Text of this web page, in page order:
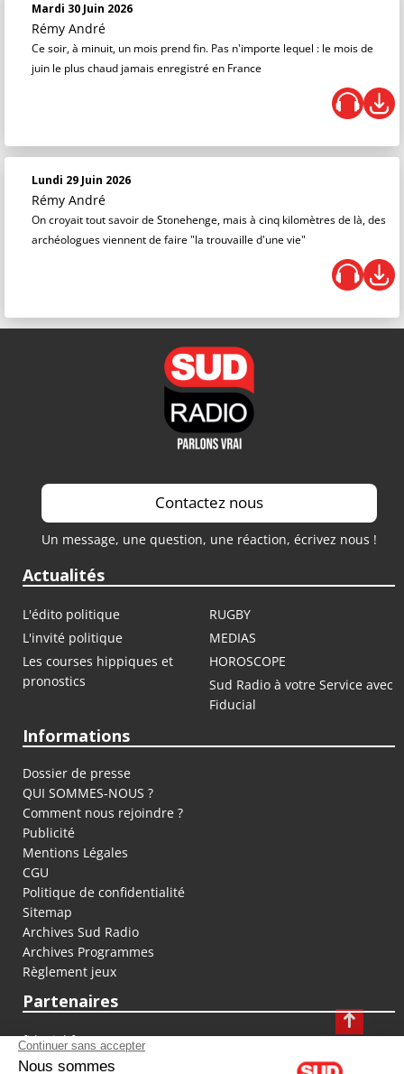
Mardi 30 Juin 2026
Rémy André
Ce soir, à minuit, un mois prend fin. Pas n'importe lequel : le mois de
juin le plus chaud jamais enregistré en France
Lundi 29 Juin 2026
Rémy André
On croyait tout savoir de Stonehenge, mais à cinq kilomètres de là, des
archéologues viennent de faire "la trouvaille d'une vie"
Contactez nous
Un message, une question, une réaction, écrivez nous !
Actualités
L'édito politique
RUGBY
L'invité politique
MEDIAS
Les courses hippiques et
pronostics
HOROSCOPE
Sud Radio à votre Service avec
Fiducial
Informations
Dossier de presse
QUI SOMMES-NOUS ?
Comment nous rejoindre ?
Publicité
Mentions Légales
CGU
Politique de confidentialité
Sitemap
Archives Sud Radio
Archives Programmes
Règlement jeux
Partenaires
fiducial.fr
lyoncapitale.fr